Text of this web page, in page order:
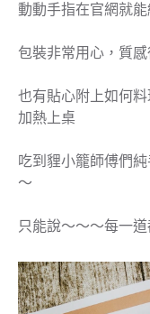
動動手指在官網就
包裝非常用心，質
也有貼心附上如何
加熱上桌
吃到 貍小籠師傅們
～
只能說～～～每一